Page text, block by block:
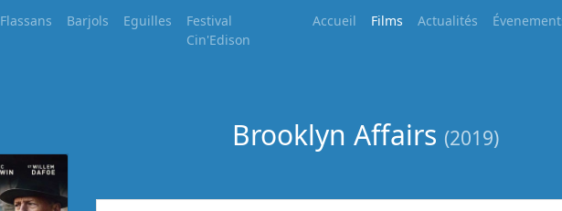
Flassans Barjols Eguilles
Festival
Cin'Edison
Accueil Films Actualités
Brooklyn Affairs (2019)